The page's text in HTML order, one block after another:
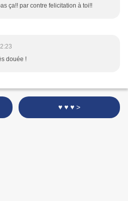
ça!! par contre felicitation à toi!!
douée !
♥ ♥ ♥ >